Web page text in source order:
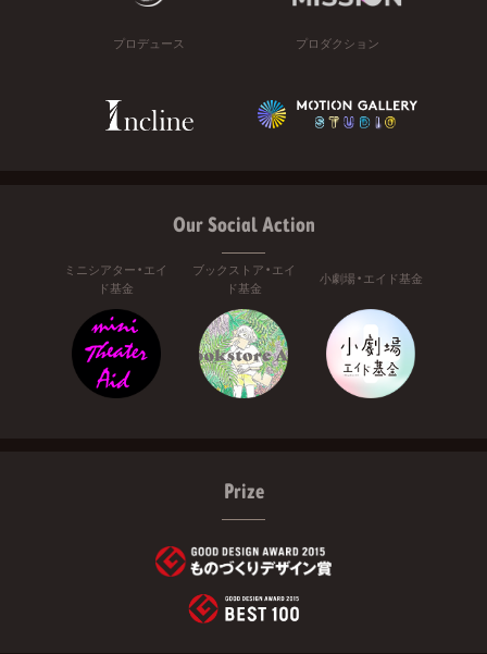
プロデュース プロダクション
Our Social Action
ミニシアター・エイ
ド基金
ブックストア・エイ
ド基金
小劇場・エイド基金
Prize